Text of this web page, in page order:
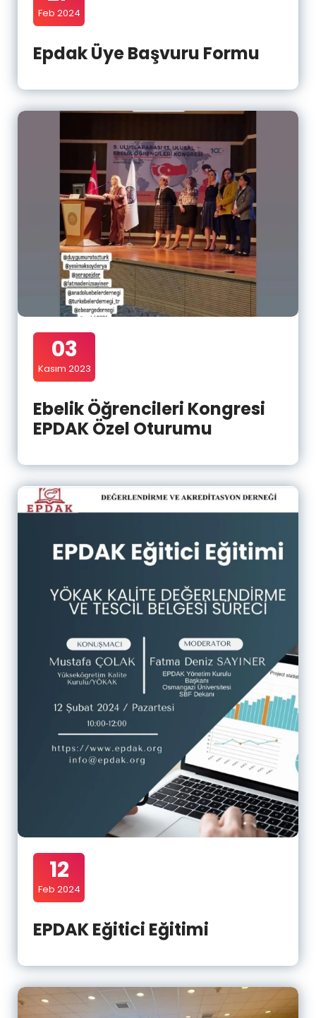
Feb 2024
Epdak Üye Başvuru Formu
03
Kasım 2023
Ebelik Öğrencileri Kongresi
EPDAK Özel Oturumu
12
Feb 2024
EPDAK Eğitici Eğitimi